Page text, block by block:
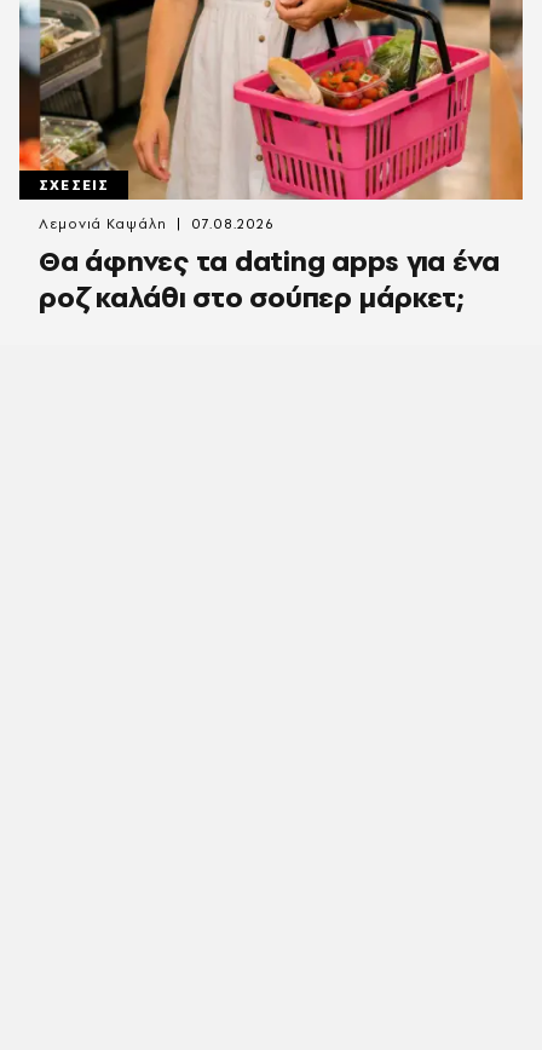
ΣΧΕΣΕΙΣ
Θα άφηνες τα dating apps για ένα
ροζ καλάθι στο σούπερ μάρκετ;
Λεμονιά Καψάλη 07.08.2026